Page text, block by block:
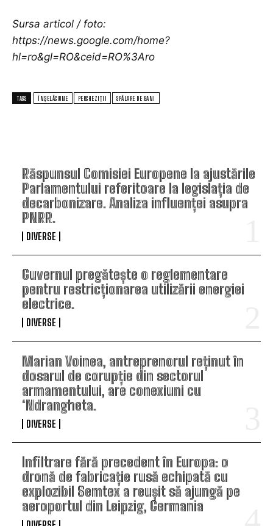
Răspunsul Comisiei Europene la ajustările
Parlamentului referitoare la legislația de
decarbonizare. Analiza influenței asupra
PNRR.
DIVERSE
Guvernul pregătește o reglementare
pentru restricționarea utilizării energiei
electrice.
DIVERSE
Marian Voinea, antreprenorul reținut în
dosarul de corupție din sectorul
armamentului, are conexiuni cu
‘Ndrangheta.
DIVERSE
Infiltrare fără precedent în Europa: o
dronă de fabricație rusă echipată cu
explozibil Semtex a reușit să ajungă pe
aeroportul din Leipzig, Germania
Sursa articol / foto:
https://news.google.com/home?
hl=ro&gl=RO&ceid=RO%3Aro
TAGS ÎNȘELĂCIUNE PERCHEZIȚII SPĂLARE DE BANI